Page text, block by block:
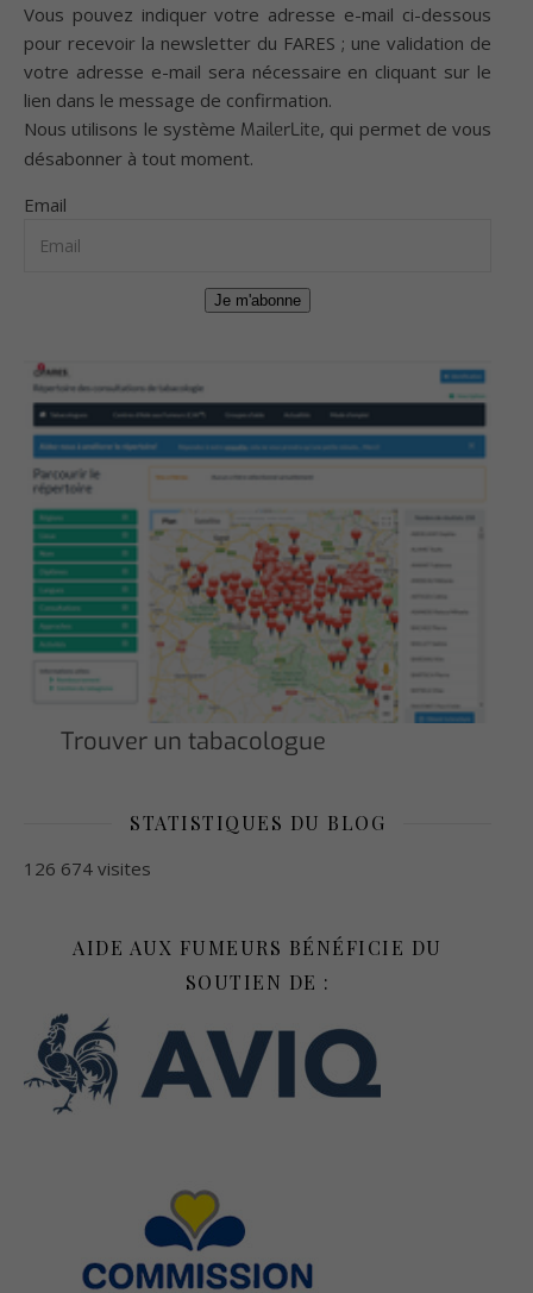
Vous pouvez indiquer votre adresse e-mail ci-dessous
pour recevoir la newsletter du FARES ; une validation de
votre adresse e-mail sera nécessaire en cliquant sur le
lien dans le message de confirmation.
Nous utilisons le système MailerLite, qui permet de vous
désabonner à tout moment.
Email
Je m'abonne
Trouver un tabacologue
STATISTIQUES DU BLOG
126 674 visites
AIDE AUX FUMEURS BÉNÉFICIE DU
SOUTIEN DE :